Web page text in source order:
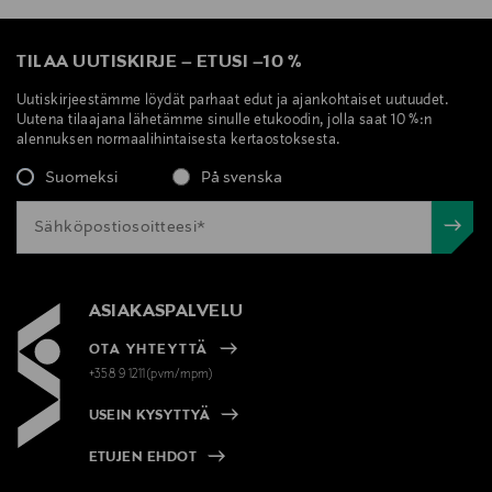
TILAA UUTISKIRJE – ETUSI –10 %
Uutiskirjeestämme löydät parhaat edut ja ajankohtaiset uutuudet.
Uutena tilaajana lähetämme sinulle etukoodin, jolla saat 10 %:n
alennuksen normaalihintaisesta kertaostoksesta.
Suomeksi På svenska
ASIAKASPALVELU
OTA YHTEYTTÄ
+358 9 1211(pvm/mpm)
USEIN KYSYTTYÄ
ETUJEN EHDOT